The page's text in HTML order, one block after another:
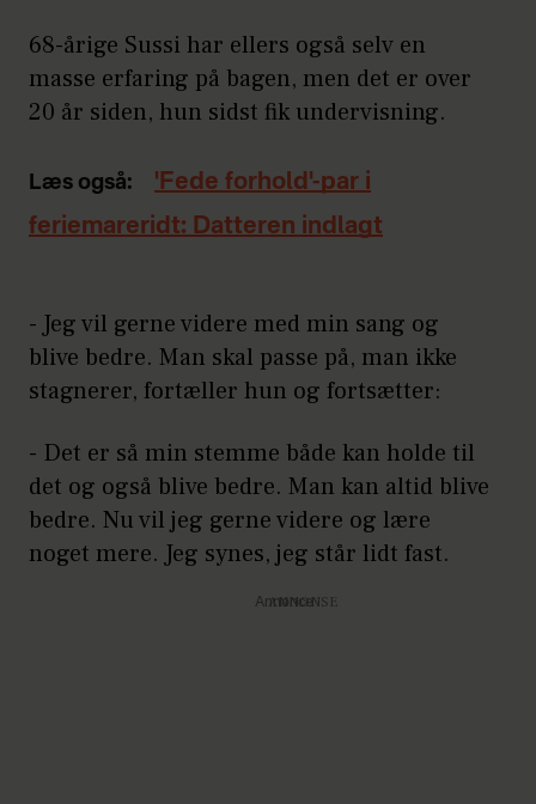
68-årige Sussi har ellers også selv en
masse erfaring på bagen, men det er over
20 år siden, hun sidst fik undervisning.
Læs også:
'Fede forhold'-par i
feriemareridt: Datteren indlagt
- Jeg vil gerne videre med min sang og
blive bedre. Man skal passe på, man ikke
stagnerer, fortæller hun og fortsætter:
- Det er så min stemme både kan holde til
det og også blive bedre. Man kan altid blive
bedre. Nu vil jeg gerne videre og lære
noget mere. Jeg synes, jeg står lidt fast.
Annonce